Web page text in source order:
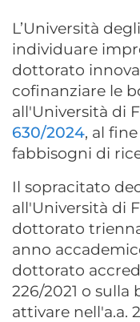
L’Università
individuare
dottorato
cofinanziare le
all'Università di
630/2024, al
fabbisogni di
Il sopracitato
all'Università di
dottorato
anno
dottorato
226/2021 o sulla
attivare nell'a.a.